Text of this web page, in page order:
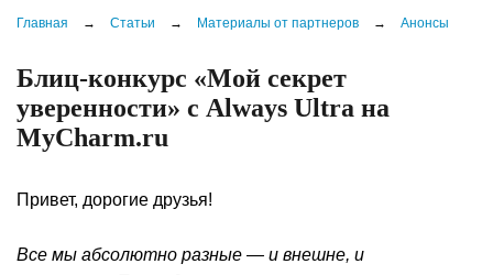
Главная → Статьи → Материалы от партнеров → Анонсы
Блиц-конкурс «Мой секрет
уверенности» с Always Ultra на
MyCharm.ru
Привет, дорогие друзья!
Все мы абсолютно разные — и внешне, и